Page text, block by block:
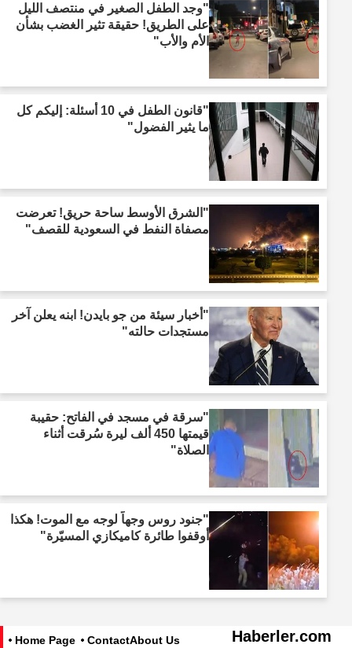
"وجد الطفل الصغير في منتصف الليل
على الطريق! حقيقة تثير الغضب بشأن
الأم والأب"
"قانون الطفل في 10 أسئلة: إليكم كل
ما يثير الفضول"
"الشرق الأوسط ساحة حريق! تعرضت
مصفاة النفط في السعودية للقصف"
"أخبار سيئة من جو بايدن! ابنه يعلن آخر
مستجدات حالته"
"سرقة في مسجد في الفاتح: حقيبة
قيمتها 450 ألف ليرة سُرقت أثناء
الصلاة"
"جنود روس وجهاً لوجه مع الموت! هكذا
أوقفوا طائرة كاميكازي المسيّرة"
Haberler.com
About Us
Contact
Home Page